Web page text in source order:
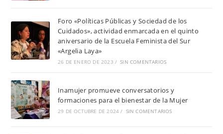
Foro «Políticas Públicas y Sociedad de los
Cuidados», actividad enmarcada en el quinto
aniversario de la Escuela Feminista del Sur
«Argelia Laya»
26 DE ENERO DE 2023 / SIN COMENTARIOS
Inamujer promueve conversatorios y
formaciones para el bienestar de la Mujer
29 DE OCTUBRE DE 2024 / SIN COMENTARIOS